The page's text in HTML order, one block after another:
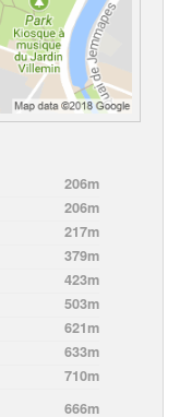
206m
206m
217m
379m
423m
503m
621m
633m
710m
666m